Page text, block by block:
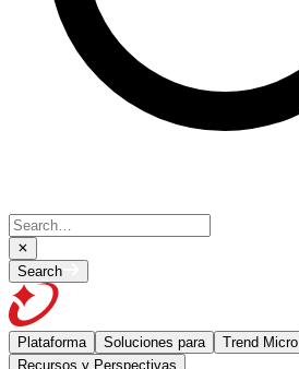
Search
Plataforma Soluciones para Trend Micro
Recursos y Perspectivas